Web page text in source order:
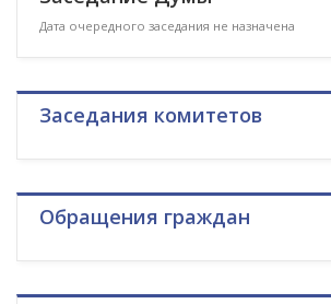
Дата очередного заседания не назначена
Заседания комитетов
Обращения граждан